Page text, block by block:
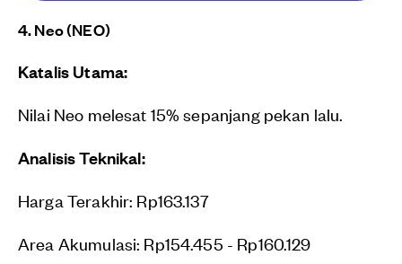
4. Neo (NEO)
Katalis Utama:
Nilai Neo melesat 15% sepanjang pekan lalu.
Analisis Teknikal:
Harga Terakhir: Rp163.137
Area Akumulasi: Rp154.455 - Rp160.129